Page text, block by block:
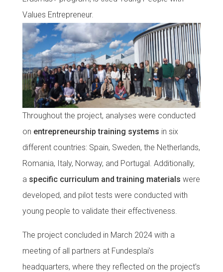
Values Entrepreneur.
Throughout the project, analyses were conducted
on entrepreneurship training systems in six
different countries: Spain, Sweden, the Netherlands,
Romania, Italy, Norway, and Portugal. Additionally,
a specific curriculum and training materials were
developed, and pilot tests were conducted with
young people to validate their effectiveness.
The project concluded in March 2024 with a
meeting of all partners at Fundesplai’s
headquarters, where they reflected on the project’s
Proposta educativa
ACTUALITAT
Notícies
Butlletins
Diari de la Fundació
Fundesplai als mitjans
Xarxes socials
COL·LABORA
Fes voluntariat
Fes un donatiu
Treballa amb nosaltres